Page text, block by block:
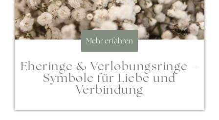
Mehr erfahren
Eheringe & Verlobungsringe –
Symbole für Liebe und
Verbindung